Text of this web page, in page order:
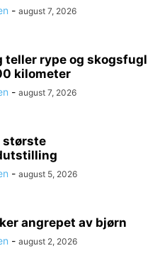
- august 7, 2026
teller rype og skogsfugl
kilometer
- august 7, 2026
største
- august 5, 2026
angrepet av bjørn
- august 2, 2026